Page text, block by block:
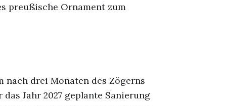
preußische Ornament zum
drei Monaten des Zögerns
Jahr 2027 geplante Sanierung